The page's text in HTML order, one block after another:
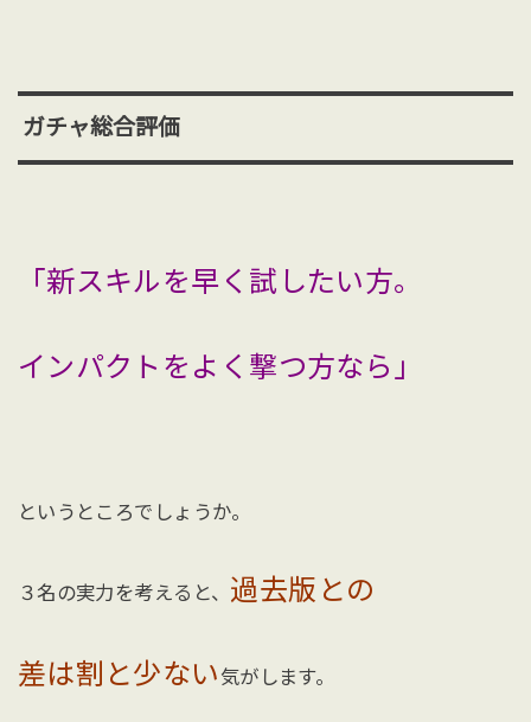
ガチャ総合評価
「新スキルを早く試したい方。
インパクトをよく撃つ方なら」
というところでしょうか。
３名の実力を考えると、 過去版との
差は割と少ない 気がします。